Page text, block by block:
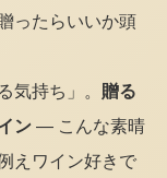
ったらいいか頭
気持ち」。 贈る
ン — こんな素晴
えワイン好きで